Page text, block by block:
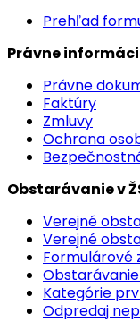
Prehľad
Právne
Právne
Faktúry
Zmluvy
Ochrana
Obstarávanie v
Verejné
Verejné
Formulárové
Kategórie
Odpredaj